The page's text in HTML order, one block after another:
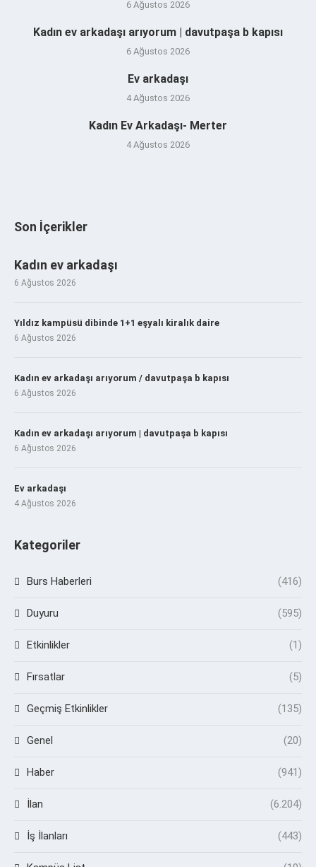
6 Ağustos 2026
Kadın ev arkadaşı arıyorum | davutpaşa b kapısı
6 Ağustos 2026
Ev arkadaşı
4 Ağustos 2026
Kadın Ev Arkadaşı- Merter
4 Ağustos 2026
Son İçerikler
Kadın ev arkadaşı
6 Ağustos 2026
Yıldız kampüsü dibinde 1+1 eşyalı kiralık daire
6 Ağustos 2026
Kadın ev arkadaşı arıyorum / davutpaşa b kapısı
6 Ağustos 2026
Kadın ev arkadaşı arıyorum | davutpaşa b kapısı
6 Ağustos 2026
Ev arkadaşı
4 Ağustos 2026
Kategoriler
Burs Haberleri (416)
Duyuru (595)
Etkinlikler (1)
Fırsatlar (5)
Geçmiş Etkinlikler (135)
Genel (20)
Haber (941)
İlan (6.204)
İş İlanları (443)